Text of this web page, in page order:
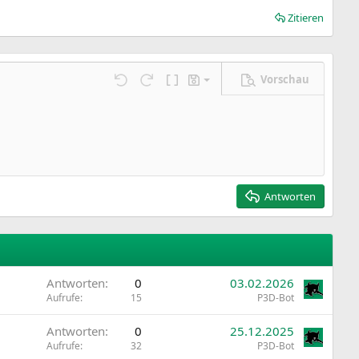
Zitieren
Rückgängig
Wiederholen
BBCode umschalten
Entwürfe
Entwurf speichern
Vorschau
Antworten
Antworten 0
Aufrufe 15
03.02.2026
P3D-Bot
Antworten 0
Aufrufe 32
25.12.2025
P3D-Bot